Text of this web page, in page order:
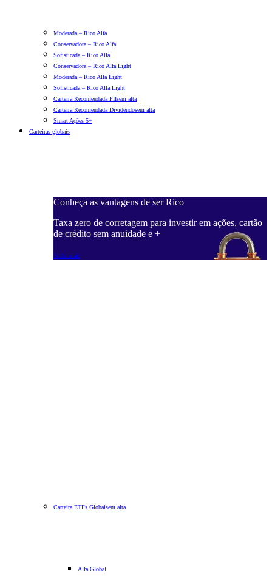
Moderada – Rico Alfa
Conservadora – Rico Alfa
Sofisticada – Rico Alfa
Conservadora – Rico Alfa Light
Moderada – Rico Alfa Light
Sofisticada – Rico Alfa Light
Carteira Recomendada FIIsem alta
Carteira Recomendada Dividendosem alta
Smart Ações 5+
Carteiras globais
Conheça as vantagens de ser Rico
Taxa zero de corretagem para investir em ações, cartão
de crédito sem anuidade e +
Saiba mais
Carteira ETFs Globaisem alta
Alfa Global